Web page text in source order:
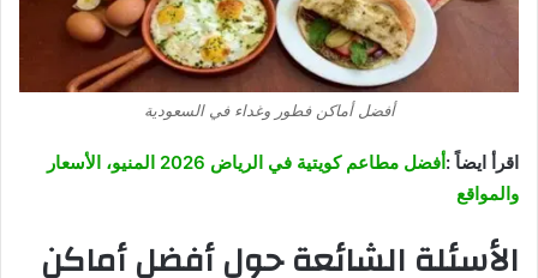
أفضل أماكن فطور وغداء في السعودية
اقرأ ايضاً :
أفضل مطاعم كويتية في الرياض 2026 المنيو، الأسعار
والمواقع
الأسئلة الشائعة حول أفضل أماكن